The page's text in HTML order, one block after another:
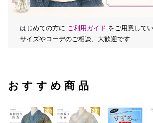
はじめての方に ご利用ガイド をご用意して
サイズやコーデのご相談、大歓迎です
おすすめ商品